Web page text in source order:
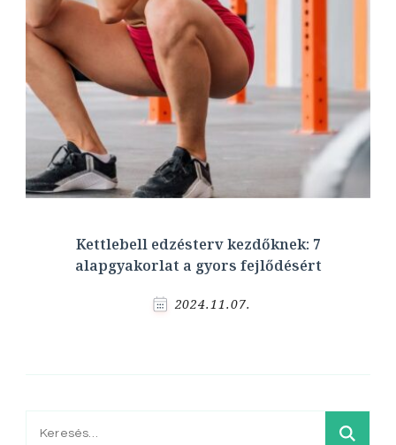
Kettlebell edzésterv kezdőknek: 7
alapgyakorlat a gyors fejlődésért
2024.11.07.
Keresés: